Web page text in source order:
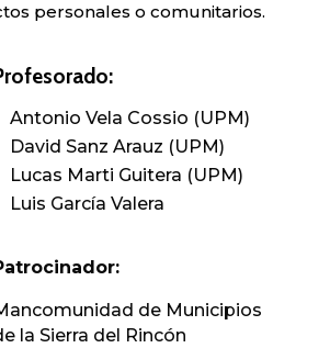
personales o comunitarios.
Antonio Vela Cossio (UPM)
David Sanz Arauz (UPM)
Lucas Marti Guitera (UPM)
Luis García Valera
de Municipios
la Sierra del Rincón